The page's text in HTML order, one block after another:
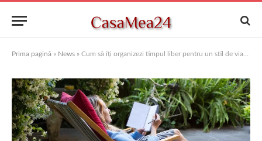
Prima pagină » News » Cum să îți organizezi timpul liber pentru un stil de viață echilibrat